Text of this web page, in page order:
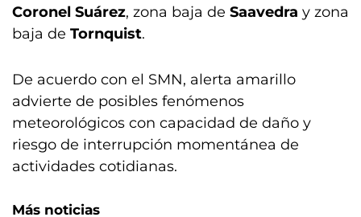
Coronel Suárez, zona baja de Saavedra y zona
baja de Tornquist.
De acuerdo con el SMN, alerta amarillo
advierte de posibles fenómenos
meteorológicos con capacidad de daño y
riesgo de interrupción momentánea de
actividades cotidianas.
Más noticias